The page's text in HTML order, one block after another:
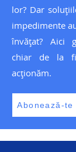
lor? Dar
impedimente
învățat? Aici
chiar de la
acționăm.
Abonează-